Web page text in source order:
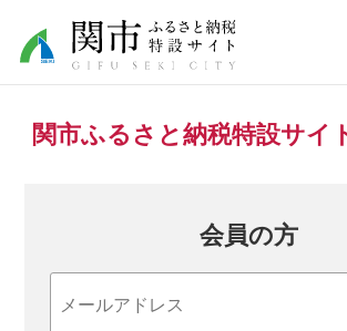
関市ふるさと納税特設サイ
会員の方